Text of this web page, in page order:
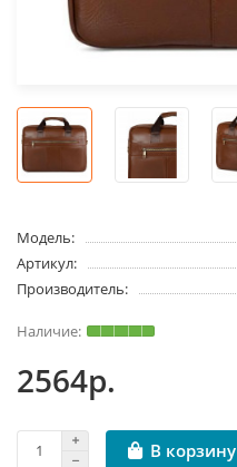
Модель:
Артикул:
Производитель:
2564р.
В корзину